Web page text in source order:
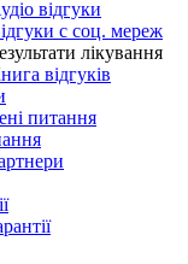
відгуки
с соц. мереж
лікування
відгуків
питання